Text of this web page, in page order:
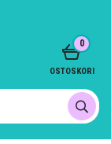
0
OSTOSKORI